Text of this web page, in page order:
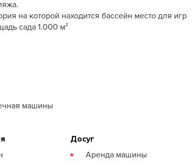
на которой находится бассейн место для игр
сада 1.000 м²
машины
Досуг
Аренда машины